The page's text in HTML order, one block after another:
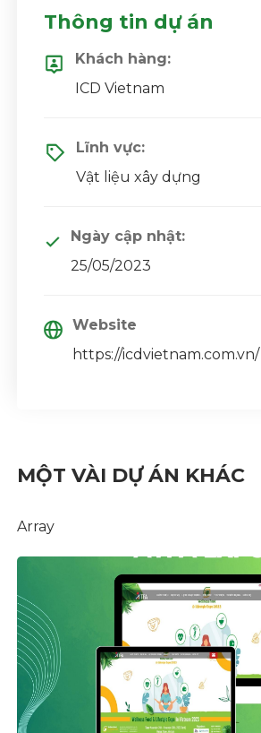
Thông tin dự án
Khách hàng:
ICD Vietnam
Lĩnh vực:
Vật liệu xây dựng
Ngày cập nhật:
25/05/2023
Website
https://icdvietnam.com.vn/
MỘT VÀI DỰ ÁN KHÁC
Array